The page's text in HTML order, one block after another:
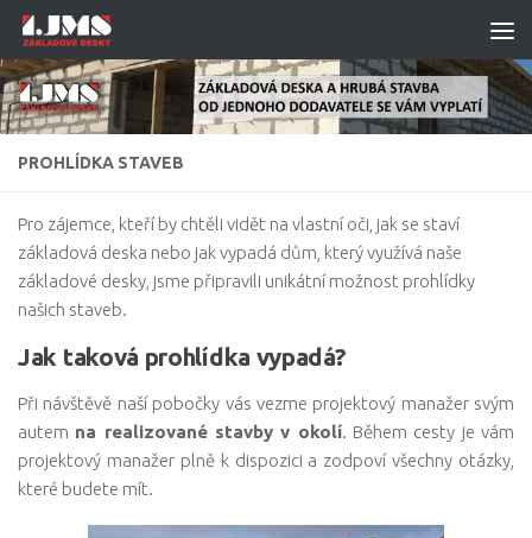
Skip to content
PROHLÍDKA STAVEB
Pro zájemce, kteří by chtěli vidět na vlastní oči, jak se staví
základová deska nebo jak vypadá dům, který využívá naše
základové desky, jsme připravili unikátní možnost prohlídky
našich staveb.
Jak taková prohlídka vypadá?
Při návštěvě naší pobočky vás vezme projektový manažer svým
autem na realizované stavby v okolí. Během cesty je vám
projektový manažer plně k dispozici a zodpoví všechny otázky,
které budete mít.